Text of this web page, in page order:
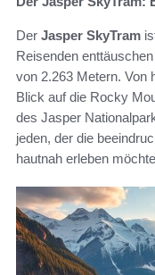
Der Jasper SkyTram
Reisenden
von 2.263 Metern. Von
Blick auf die Rocky
des Jasper
jeden, der die
hautnah erleben